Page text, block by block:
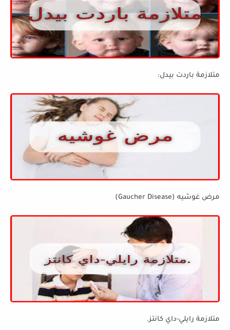
متلازمة باردت بيدل:
مرض غوشيه (Gaucher Disease)
متلازمة رايلي-داي كانتز.